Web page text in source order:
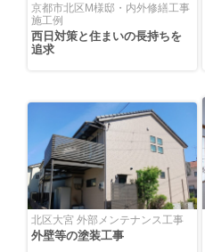
京都市北区M様邸・内外修繕工事
施工例
西日対策と住まいの長持ちを
追求
北区大宮 外部メンテナンス工事
外壁等の塗装工事